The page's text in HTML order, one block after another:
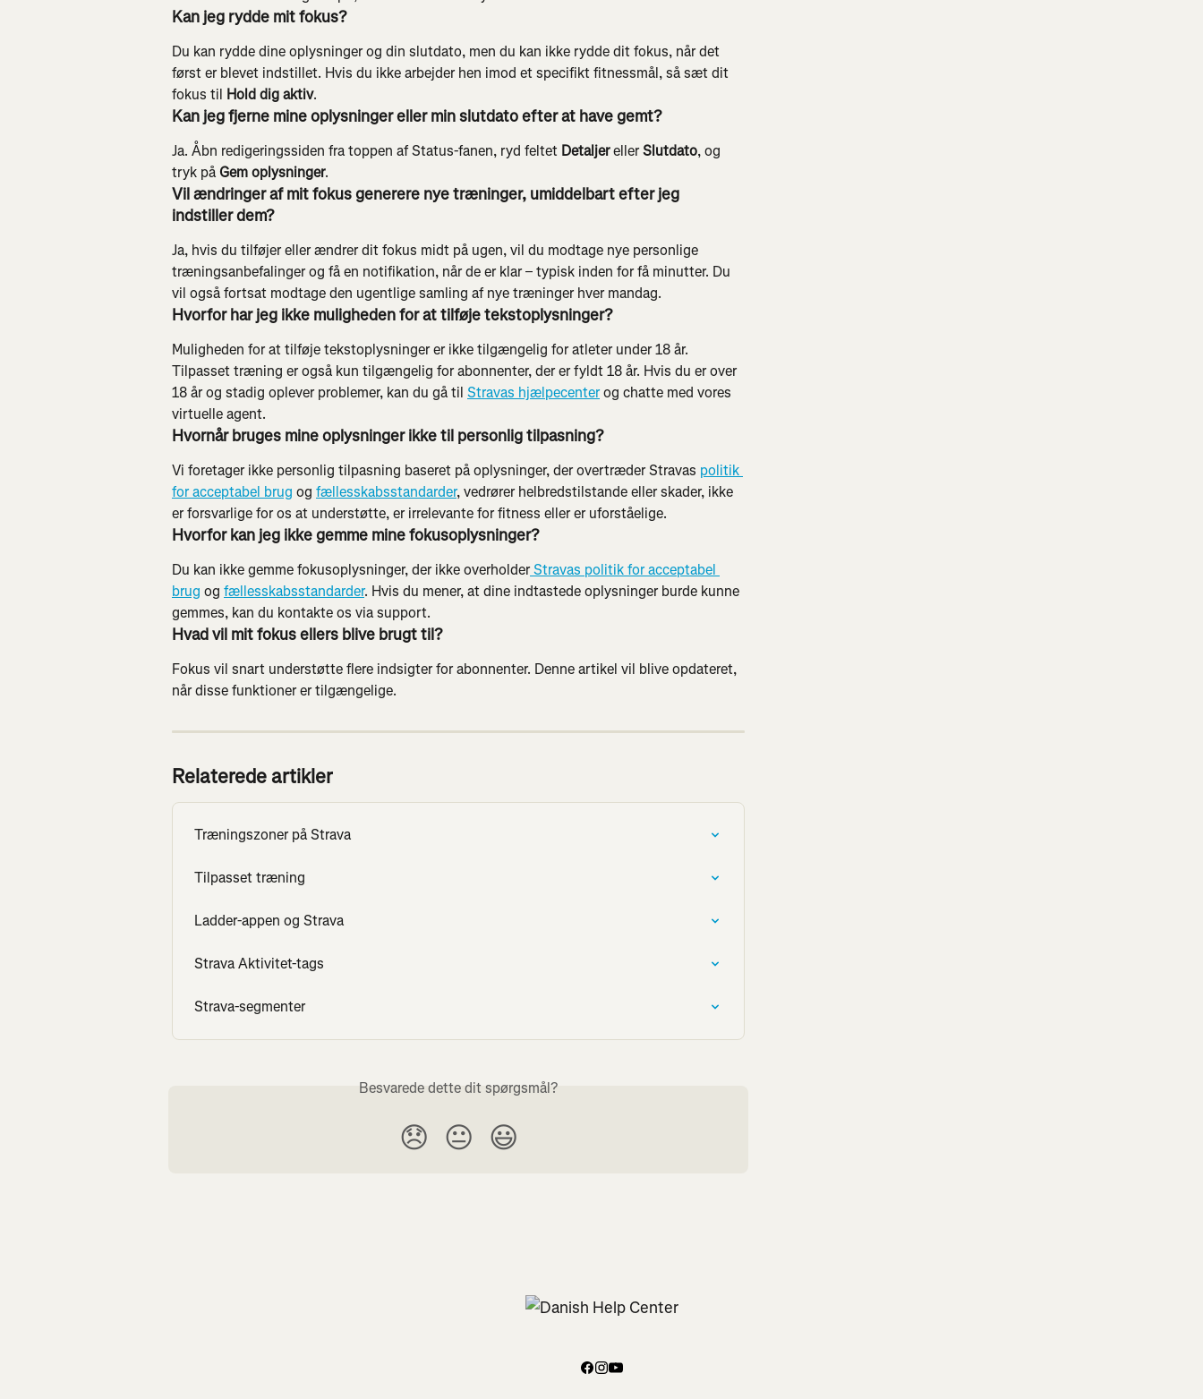
Kan jeg rydde mit fokus?
Du kan rydde dine oplysninger og din slutdato, men du kan ikke rydde dit fokus, når det
først er blevet indstillet. Hvis du ikke arbejder hen imod et specifikt fitnessmål, så sæt dit
fokus til Hold dig aktiv.
Kan jeg fjerne mine oplysninger eller min slutdato efter at have gemt?
Ja. Åbn redigeringssiden fra toppen af Status-fanen, ryd feltet Detaljer eller Slutdato, og
tryk på Gem oplysninger.
Vil ændringer af mit fokus generere nye træninger, umiddelbart efter jeg
indstiller dem?
Ja, hvis du tilføjer eller ændrer dit fokus midt på ugen, vil du modtage nye personlige
træningsanbefalinger og få en notifikation, når de er klar – typisk inden for få minutter. Du
vil også fortsat modtage den ugentlige samling af nye træninger hver mandag.
Hvorfor har jeg ikke muligheden for at tilføje tekstoplysninger?
Muligheden for at tilføje tekstoplysninger er ikke tilgængelig for atleter under 18 år.
Tilpasset træning er også kun tilgængelig for abonnenter, der er fyldt 18 år. Hvis du er over
18 år og stadig oplever problemer, kan du gå til Stravas hjælpecenter og chatte med vores
virtuelle agent.
Hvornår bruges mine oplysninger ikke til personlig tilpasning?
Vi foretager ikke personlig tilpasning baseret på oplysninger, der overtræder Stravas politik
for acceptabel brug og fællesskabsstandarder, vedrører helbredstilstande eller skader, ikke
er forsvarlige for os at understøtte, er irrelevante for fitness eller er uforståelige.
Hvorfor kan jeg ikke gemme mine fokusoplysninger?
Du kan ikke gemme fokusoplysninger, der ikke overholder Stravas politik for acceptabel
brug og fællesskabsstandarder. Hvis du mener, at dine indtastede oplysninger burde kunne
gemmes, kan du kontakte os via support.
Hvad vil mit fokus ellers blive brugt til?
Fokus vil snart understøtte flere indsigter for abonnenter. Denne artikel vil blive opdateret,
når disse funktioner er tilgængelige.
Relaterede artikler
Træningszoner på Strava
Tilpasset træning
Ladder-appen og Strava
Strava Aktivitet-tags
Strava-segmenter
Besvarede dette dit spørgsmål?
😞 😐 😃